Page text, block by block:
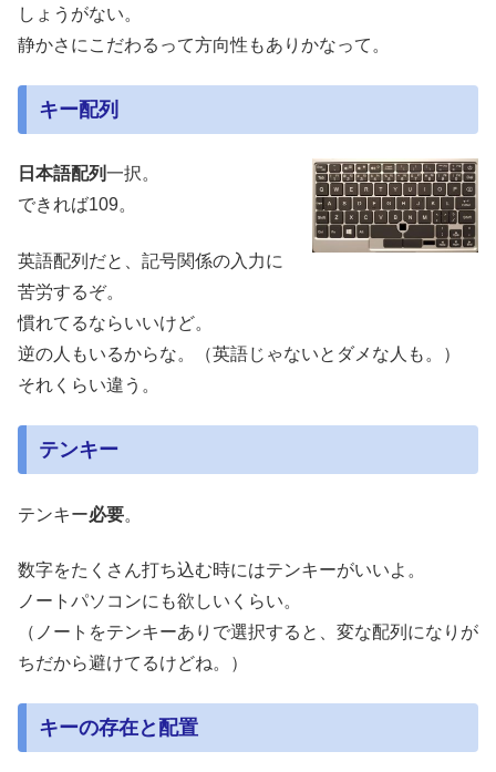
しょうがない。
静かさにこだわるって方向性もありかなって。
キー配列
日本語配列一択。
できれば109。
英語配列だと、記号関係の入力に
苦労するぞ。
慣れてるならいいけど。
逆の人もいるからな。（英語じゃないとダメな人も。）
それくらい違う。
テンキー
テンキー必要。
数字をたくさん打ち込む時にはテンキーがいいよ。
ノートパソコンにも欲しいくらい。
（ノートをテンキーありで選択すると、変な配列になりが
ちだから避けてるけどね。）
キーの存在と配置